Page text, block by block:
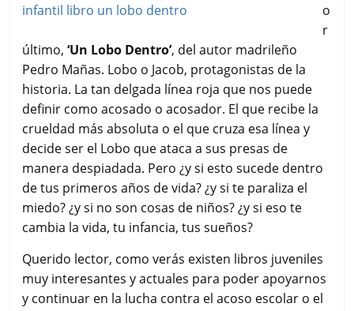
o
r
último,‘Un Lobo Dentro’, del autor madrileño
Pedro Mañas. Lobo o Jacob, protagonistas de la
historia. La tan delgada línea roja que nos puede
definir como acosado o acosador. El que recibe la
crueldad más absoluta o el que cruza esa línea y
decide ser el Lobo que ataca a sus presas de
manera despiadada. Pero ¿y si esto sucede dentro
de tus primeros años de vida? ¿y si te paraliza el
miedo? ¿y si no son cosas de niños? ¿y si eso te
cambia la vida, tu infancia, tus sueños?
Querido lector, como verás existen libros juveniles
muy interesantes y actuales para poder apoyarnos
y continuar en la lucha contra el acoso escolar o el